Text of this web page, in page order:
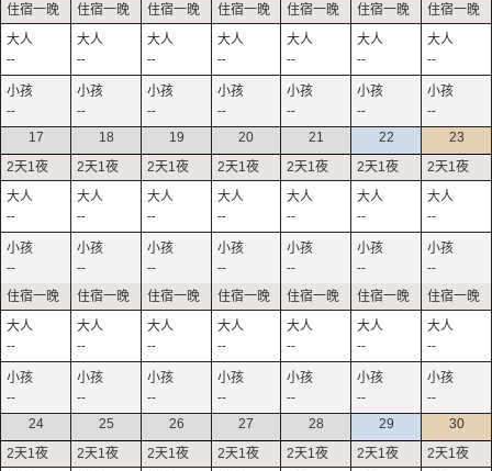
--
--
--
--
--
--
--
--
--
--
--
--
--
--
17
--
--
--
--
18
--
--
--
--
19
--
--
--
--
20
--
--
--
--
21
--
--
--
--
22
--
--
--
--
23
--
--
--
--
24
25 26 27 28 29 30